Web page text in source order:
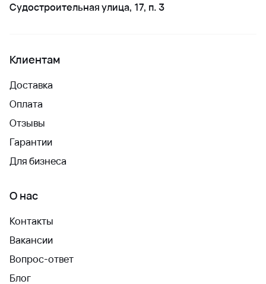
Судостроительная улица, 17, п. 3
Клиентам
Доставка
Оплата
Отзывы
Гарантии
Для бизнеса
О нас
Контакты
Вакансии
Вопрос-ответ
Блог